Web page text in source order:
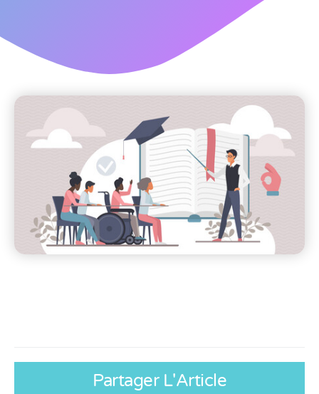
Partager L'Article